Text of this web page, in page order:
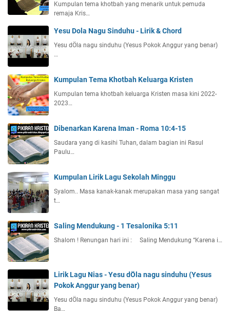
Kumpulan tema khotbah yang menarik untuk pemuda
remaja Kris…
Yesu Dola Nagu Sinduhu - Lirik & Chord
Yesu dÖla nagu sinduhu (Yesus Pokok Anggur yang benar)
…
Kumpulan Tema Khotbah Keluarga Kristen
Kumpulan tema khotbah keluarga Kristen masa kini 2022-
2023…
Dibenarkan Karena Iman - Roma 10:4-15
Saudara yang di kasihi Tuhan, dalam bagian ini Rasul
Paulu…
Kumpulan Lirik Lagu Sekolah Minggu
Syalom.. Masa kanak-kanak merupakan masa yang sangat
t…
Saling Mendukung - 1 Tesalonika 5:11
Shalom ! Renungan hari ini : Saling Mendukung “Karena i…
Lirik Lagu Nias - Yesu dÖla nagu sinduhu (Yesus
Pokok Anggur yang benar)
Yesu dÖla nagu sinduhu (Yesus Pokok Anggur yang benar)
Ba…